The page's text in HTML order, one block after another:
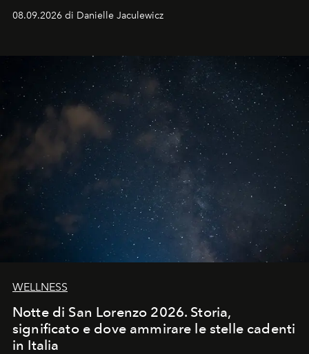
dell'autunno?
08.09.2026 di Danielle Jaculewicz
WELLNESS
Notte di San Lorenzo 2026. Storia,
significato e dove ammirare le stelle cadenti
in Italia